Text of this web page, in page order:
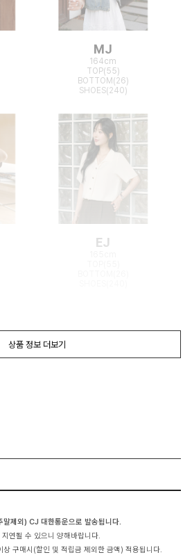
MJ
164cm
TOP(55)
BOTTOM(26)
SHOES(240)
EJ
상품 정보 더보기
제외) CJ 대한통운으로 발송됩니다.
연될 수 있으니 양해바랍니다.
구매시(할인 및 적립금 제외한 금액) 적용됩니다.